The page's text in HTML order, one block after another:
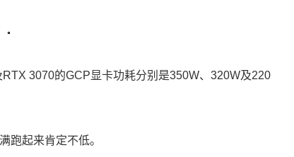
3070的GCP显卡功耗分别是350W、320W及220
跑起来肯定不低。